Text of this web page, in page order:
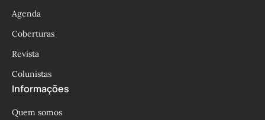
Agenda
Coberturas
Revista
Colunistas
Informações
Quem somos